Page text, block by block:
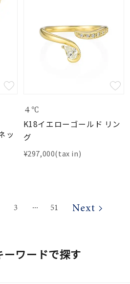
ッ
４℃
K18イエローゴールド リン
グ
¥297,000(tax in)
3 ⋯ 51
ーワードで探す